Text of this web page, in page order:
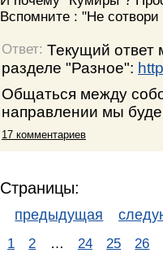
Вспомните : "Не
Ответ:Текущий ответ
разделе "Разное":
Общаться между
направлении мы
17 комментариев
Страницы:
предыдущая
1 2 … 24 25 26